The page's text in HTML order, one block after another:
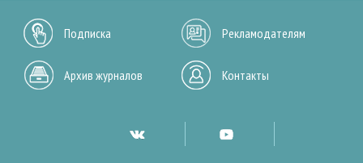
Подписка Рекламодателям
Архив журналов Контакты